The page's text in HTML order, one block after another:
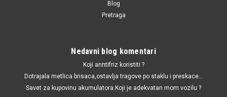
Blog
Pretraga
Nedavni blog komentari
Koji anntifriz koristiti ?
Dotrajala metlica brisaca,ostavlja tragove po staklu i preskace...
Savet za kupovinu akumulatora.Koji je adekvatan mom vozilu ?